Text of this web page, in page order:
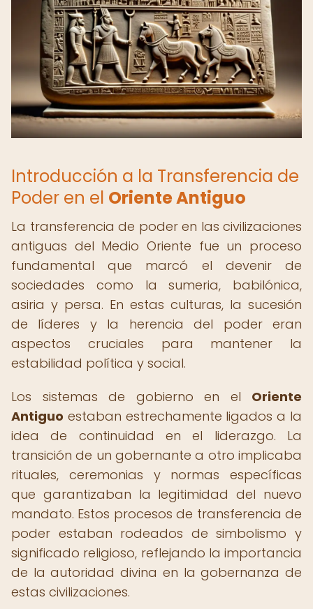
Introducción a la Transferencia de
Poder en el Oriente Antiguo
La transferencia de poder en las civilizaciones
antiguas del Medio Oriente fue un proceso
fundamental que marcó el devenir de
sociedades como la sumeria, babilónica,
asiria y persa. En estas culturas, la sucesión
de líderes y la herencia del poder eran
aspectos cruciales para mantener la
estabilidad política y social.
Los sistemas de gobierno en el Oriente
Antiguo estaban estrechamente ligados a la
idea de continuidad en el liderazgo. La
transición de un gobernante a otro implicaba
rituales, ceremonias y normas específicas
que garantizaban la legitimidad del nuevo
mandato. Estos procesos de transferencia de
poder estaban rodeados de simbolismo y
significado religioso, reflejando la importancia
de la autoridad divina en la gobernanza de
estas civilizaciones.